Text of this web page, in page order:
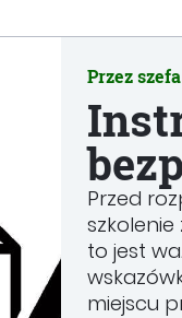
Przez
Przed
szkolenie
to jest
miejscu